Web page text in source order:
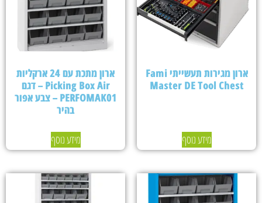
ארון מגירות תעשייתי Fami
Master DE Tool Chest
מידע נוסף
ארון מתכת עם 24 ארקליות
Picking Box Air – דגם
PERFOMAK01 – צבע אפור
בהיר
מידע נוסף